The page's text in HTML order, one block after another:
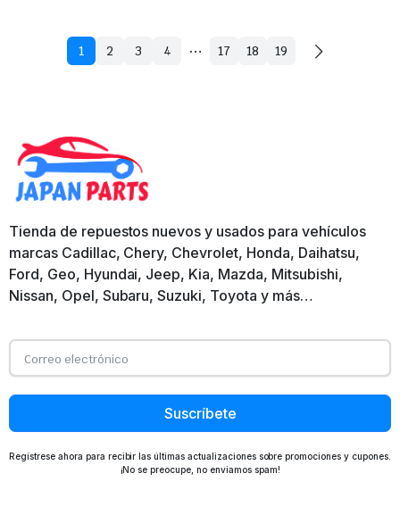
1 2 3 4 … 17 18 19
Tienda de repuestos nuevos y usados para vehículos
marcas Cadillac, Chery, Chevrolet, Honda, Daihatsu,
Ford, Geo, Hyundai, Jeep, Kia, Mazda, Mitsubishi,
Nissan, Opel, Subaru, Suzuki, Toyota y más…
Suscríbete
Regístrese ahora para recibir las últimas actualizaciones sobre promociones y cupones.
¡No se preocupe, no enviamos spam!